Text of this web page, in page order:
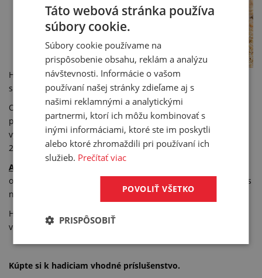
Hadica AIRDUC PUR 355 VAC TRUCK ORANGE
súčasťou zametacích vozidiel v technických službách.
Odsávacia hadicaTIMBERDUC PUR 532 AS je vhodná najmä
pre drevársky priemysel a do priestorov s nebezpečenstvom
výbuchu. Spĺňa protipožiarnú normu DIN 4102-B1 i ATEX
2014/34/EU (1999/92/EC).
AIRDUC PUR 351 EC
odporom menším ako 10³ Ω, používaná hlavne do priestorov s
nebezpečenstvom výbuchu.
Hadica
PROTAPE TPE 326 MEMORY
voči prejdeniu, túto jej vlastnosť oceňujú najmä autoservisy.
Kúpte si k hadiciam vhodné príslušenstvo.
Táto webová stránka používa
súbory cookie.
Súbory cookie používame na
prispôsobenie obsahu, reklám a analýzu
návštevnosti. Informácie o vašom
používaní našej stránky zdieľame aj s
našimi reklamnými a analytickými
partnermi, ktorí ich môžu kombinovať s
inými informáciami, ktoré ste im poskytli
alebo ktoré zhromaždili pri používaní ich
služieb. Prečítať viac
POVOLIŤ VŠETKO
PRISPÔSOBIŤ